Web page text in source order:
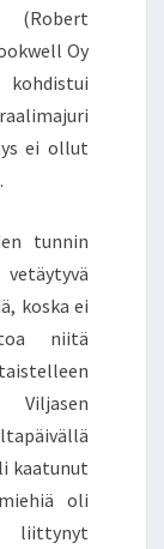
(Robert
Oy
ei ollut
tunnin
koska ei
niitä
kaatunut
oli
liittynyt